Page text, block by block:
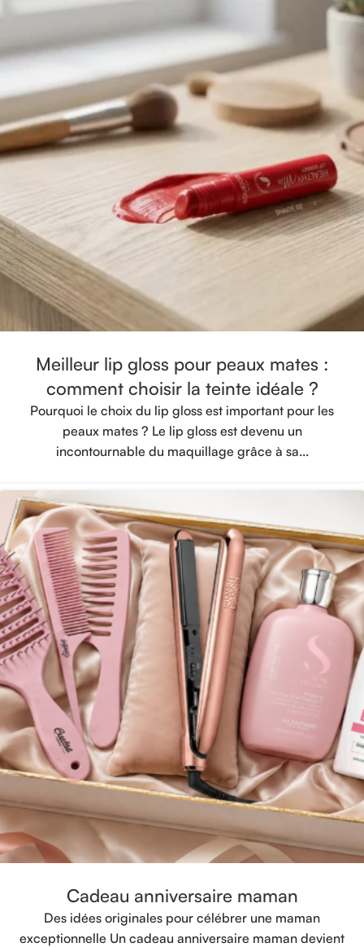
Meilleur lip gloss pour peaux mates :
comment choisir la teinte idéale ?
Pourquoi le choix du lip gloss est important pour les
peaux mates ? Le lip gloss est devenu un
incontournable du maquillage grâce à sa...
Cadeau anniversaire maman
Des idées originales pour célébrer une maman
exceptionnelle Un cadeau anniversaire maman devient